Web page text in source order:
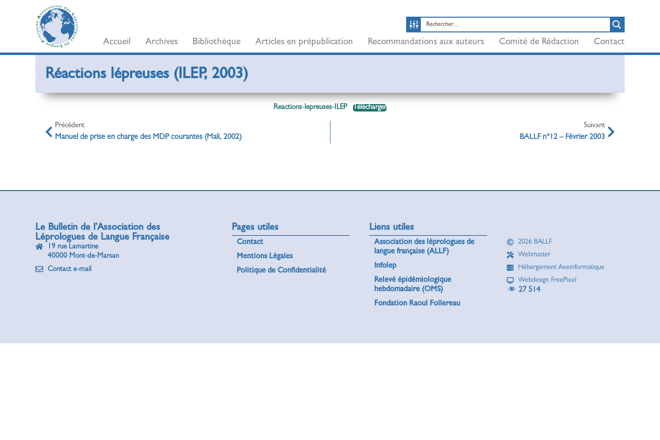
Accueil Archives Bibliothèque Articles en prépublication Recommandations aux auteurs Comité de Rédaction Contact
Réactions lépreuses (ILEP, 2003)
Reactions-lepreuses-ILEP Télécharger
Précédent
Manuel de prise en charge des MDP courantes (Mali, 2002)
Suivant
BALLF n°12 – Février 2003
Le Bulletin de l’Association des
Léprologues de Langue Française
19 rue Lamartine
40000 Mont-de-Marsan
Contact e-mail
Pages utiles
Contact
Mentions Légales
Politique de Confidentialité
Liens utiles
Association des léprologues de
langue française (ALLF)
Infolep
Relevé épidémiologique
hebdomadaire (OMS)
Fondation Raoul Follereau
2026 BALLF
Webmaster
Hébergement Axeinformatique
Webdesign FreePixel
27 514